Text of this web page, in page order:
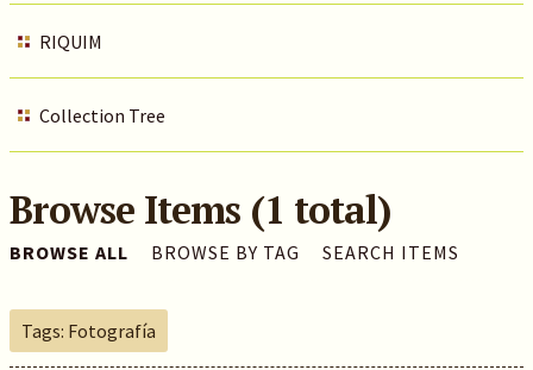
RIQUIM
Collection Tree
Browse Items (1 total)
BROWSE ALL BROWSE BY TAG SEARCH ITEMS
Tags: Fotografía